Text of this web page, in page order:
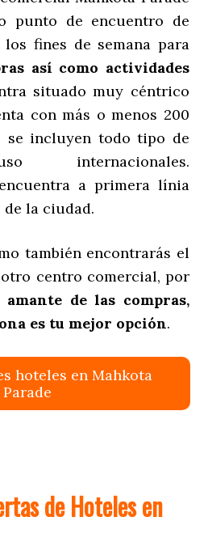
punto de encuentro de
fines de semana para
así como actividades
situado muy céntrico
con más o menos 200
se incluyen todo tipo de
internacionales.
a primera línia
la ciudad.
también encontrarás el
otro centro comercial, por
de las compras,
es tu mejor opción.
hoteles en Mahkota
Parade
de Hoteles en